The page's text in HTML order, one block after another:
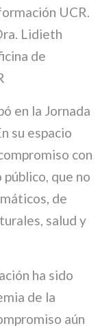
UCR.
Lidieth
de
en la Jornada
su espacio
con
que no
de
salud y
ha sido
de la
aún